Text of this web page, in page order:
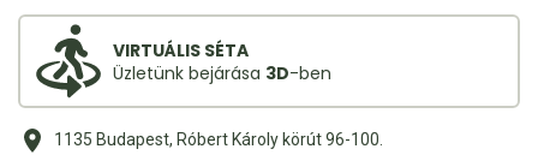
VIRTUÁLIS SÉTA
Üzletünk bejárása 3D-ben
1135 Budapest, Róbert Károly körút 96-100.